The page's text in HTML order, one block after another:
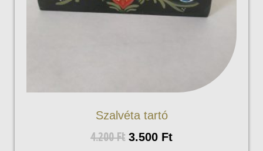
Szalvéta tartó
4.200Ft 3.500 Ft